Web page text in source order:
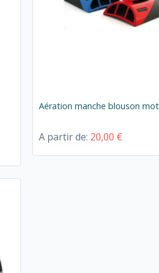
Aération manche blouson
A partir de: 20,00 €